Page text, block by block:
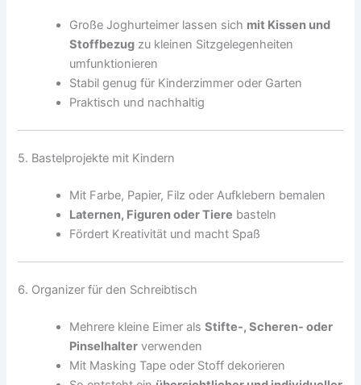
Große Joghurteimer lassen sich mit Kissen und
Stoffbezug zu kleinen Sitzgelegenheiten
umfunktionieren
Stabil genug für Kinderzimmer oder Garten
Praktisch und nachhaltig
5. Bastelprojekte mit Kindern
Mit Farbe, Papier, Filz oder Aufklebern bemalen
Laternen, Figuren oder Tiere basteln
Fördert Kreativität und macht Spaß
6. Organizer für den Schreibtisch
Mehrere kleine Eimer alsStifte-, Scheren- oder
Pinselhalter verwenden
Mit Masking Tape oder Stoff dekorieren